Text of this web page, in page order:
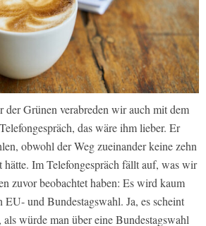
der Grünen verabreden wir auch mit dem
das wäre ihm lieber. Er
obwohl der Weg zueinander keine zehn
Im Telefongespräch fällt auf, was wir
zuvor beobachtet haben: Es wird kaum
EU- und Bundestagswahl. Ja, es scheint
als würde man über eine Bundestagswahl